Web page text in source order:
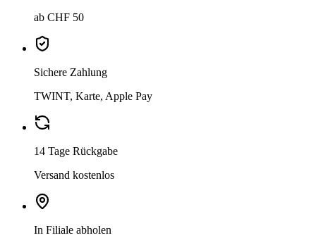
ab CHF 50
Sichere Zahlung
TWINT, Karte, Apple Pay
14 Tage Rückgabe
Versand kostenlos
In Filiale abholen